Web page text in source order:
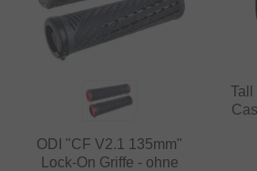
ODI "CF V2.1 135mm"
Lock-On Griffe - ohne
Tall